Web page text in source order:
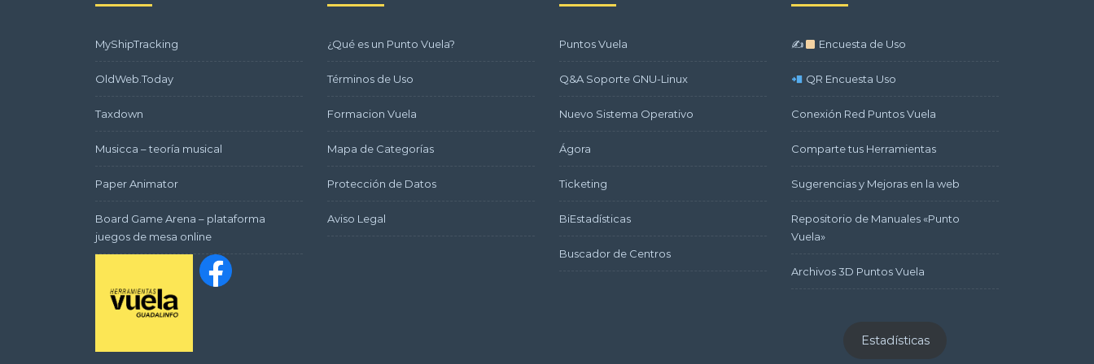
MyShipTracking
OldWeb.Today
Taxdown
Musicca – teoría musical
Paper Animator
Board Game Arena – plataforma
juegos de mesa online
¿Qué es un Punto Vuela?
Términos de Uso
Formacion Vuela
Mapa de Categorías
Protección de Datos
Aviso Legal
Puntos Vuela
Q&A Soporte GNU-Linux
Nuevo Sistema Operativo
Ágora
Ticketing
BiEstadísticas
Buscador de Centros
✍ Encuesta de Uso
QR Encuesta Uso
Conexión Red Puntos Vuela
Comparte tus Herramientas
Sugerencias y Mejoras en la web
Repositorio de Manuales «Punto
Vuela»
Archivos 3D Puntos Vuela
Estadísticas